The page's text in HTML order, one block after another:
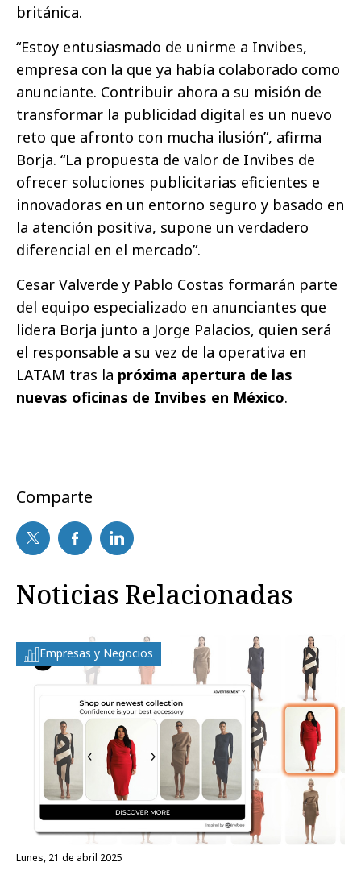
británica.
“Estoy entusiasmado de unirme a Invibes,
empresa con la que ya había colaborado como
anunciante. Contribuir ahora a su misión de
transformar la publicidad digital es un nuevo
reto que afronto con mucha ilusión”, afirma
Borja. “La propuesta de valor de Invibes de
ofrecer soluciones publicitarias eficientes e
innovadoras en un entorno seguro y basado en
la atención positiva, supone un verdadero
diferencial en el mercado”.
Cesar Valverde y Pablo Costas formarán parte
del equipo especializado en anunciantes que
lidera Borja junto a Jorge Palacios, quien será
el responsable a su vez de la operativa en
LATAM tras la próxima apertura de las
nuevas oficinas de Invibes en México.
Comparte
Noticias Relacionadas
Empresas y Negocios
lunes, 21 de abril 2025